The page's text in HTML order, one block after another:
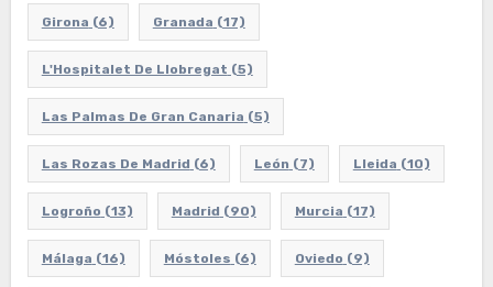
Girona (6) Granada (17)
L'Hospitalet De Llobregat (5)
Las Palmas De Gran Canaria (5)
Las Rozas De Madrid (6) León (7) Lleida (10)
Logroño (13) Madrid (90) Murcia (17)
Málaga (16) Móstoles (6) Oviedo (9)